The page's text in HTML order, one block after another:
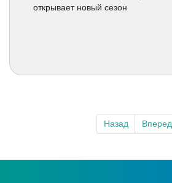
открывает новый сезон
Назад Вперед